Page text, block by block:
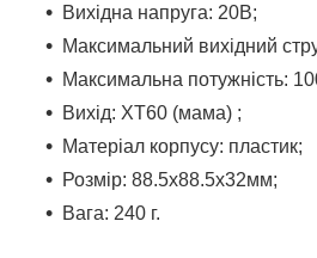
Вихідна напруга: 20В;
Максимальний вихідний
Максимальна потужність:
Вихід: XT60 (мама) ;
Матеріал корпусу: пластик;
Розмір: 88.5х88.5х32мм;
Вага: 240 г.